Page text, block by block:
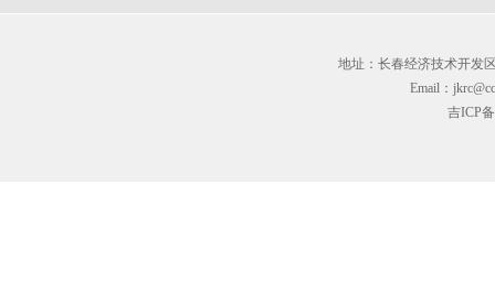
地址：长春经济技术开发
Email：
吉ICP